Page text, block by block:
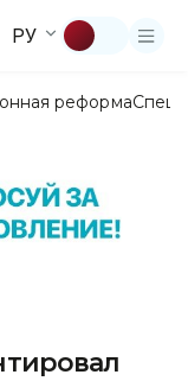
РУ
реформа